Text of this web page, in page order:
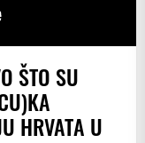
ŠTO SU
HRVATA U